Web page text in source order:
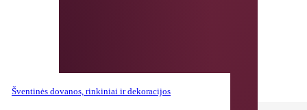
+370 614 53009
Šventinės dovanos, rinkiniai ir dekoracijos